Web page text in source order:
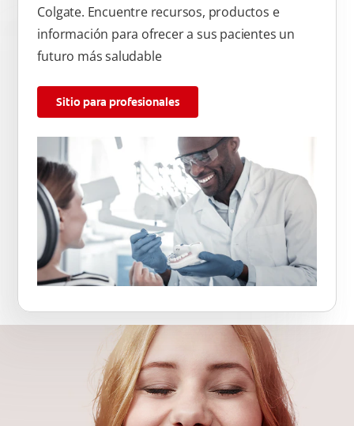
Colgate. Encuentre recursos, productos e
información para ofrecer a sus pacientes un
futuro más saludable
Sitio para profesionales